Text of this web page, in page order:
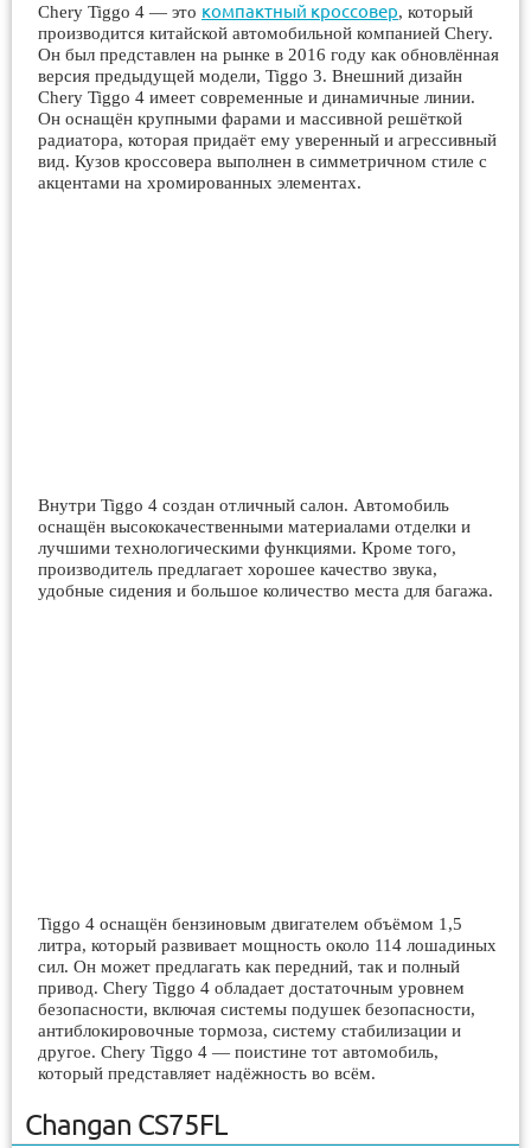
Chery Tiggo 4 — это компактный кроссовер, который
производится китайской автомобильной компанией Chery.
Он был представлен на рынке в 2016 году как обновлённая
версия предыдущей модели, Tiggo 3. Внешний дизайн
Chery Tiggo 4 имеет современные и динамичные линии.
Он оснащён крупными фарами и массивной решёткой
радиатора, которая придаёт ему уверенный и агрессивный
вид. Кузов кроссовера выполнен в симметричном стиле с
акцентами на хромированных элементах.
Внутри Tiggo 4 создан отличный салон. Автомобиль
оснащён высококачественными материалами отделки и
лучшими технологическими функциями. Кроме того,
производитель предлагает хорошее качество звука,
удобные сидения и большое количество места для багажа.
Tiggo 4 оснащён бензиновым двигателем объёмом 1,5
литра, который развивает мощность около 114 лошадиных
сил. Он может предлагать как передний, так и полный
привод. Chery Tiggo 4 обладает достаточным уровнем
безопасности, включая системы подушек безопасности,
антиблокировочные тормоза, систему стабилизации и
другое. Chery Tiggo 4 — поистине тот автомобиль,
который представляет надёжность во всём.
Changan CS75FL